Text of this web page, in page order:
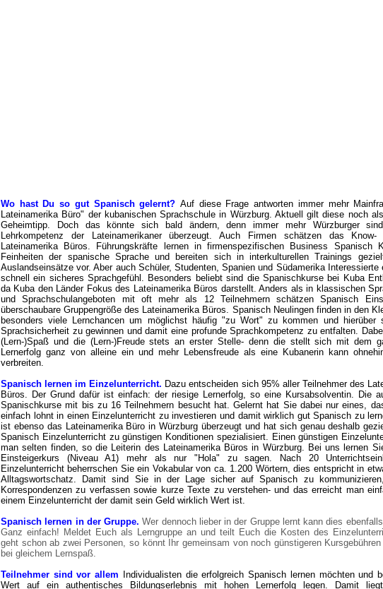
Wo hast Du so gut Spanisch gelernt? Auf diese Frage antworten immer mehr
Lateinamerika Büro" der kubanischen Sprachschule in Würzburg. Aktuell gilt diese noch
Geheimtipp. Doch das könnte sich bald ändern, denn immer mehr Würzburger
Lehrkompetenz der Lateinamerikaner überzeugt. Auch Firmen schätzen das
Lateinamerika Büros. Führungskräfte lernen in firmenspezifischen Business Spanisch
Feinheiten der spanische Sprache und bereiten sich in interkulturellen Trainings
Auslandseinsätze vor. Aber auch Schüler, Studenten, Spanien und Südamerika Interessierte
schnell ein sicheres Sprachgefühl. Besonders beliebt sind die Spanischkurse bei Kuba
da Kuba den Länder Fokus des Lateinamerika Büros darstellt. Anders als in klassischen
und Sprachschulangeboten mit oft mehr als 12 Teilnehmern schätzen Spanisch
überschaubare Gruppengröße des Lateinamerika Büros. Spanisch Neulingen finden in den
besonders viele Lernchancen um möglichst häufig "zu Wort" zu kommen und hierüber
Sprachsicherheit zu gewinnen und damit eine profunde Sprachkompetenz zu entfalten.
(Lern-)Spaß und die (Lern-)Freude stets an erster Stelle- denn die stellt sich mit dem
Lernerfolg ganz von alleine ein und mehr Lebensfreude als eine Kubanerin kann
verbreiten.
Spanisch lernen im Einzelunterricht. Dazu entscheiden sich 95% aller Teilnehmer des
Büros. Der Grund dafür ist einfach: der riesige Lernerfolg, so eine Kursabsolventin. Die
Spanischkurse mit bis zu 16 Teilnehmern besucht hat. Gelernt hat Sie dabei nur eines,
einfach lohnt in einen Einzelunterricht zu investieren und damit wirklich gut Spanisch zu
ist ebenso das Lateinamerika Büro in Würzburg überzeugt und hat sich genau deshalb
Spanisch Einzelunterricht zu günstigen Konditionen spezialisiert. Einen günstigen
man selten finden, so die Leiterin des Lateinamerika Büros in Würzburg. Bei uns lernen
Einsteigerkurs (Niveau A1) mehr als nur "Hola" zu sagen. Nach 20
Einzelunterricht beherrschen Sie ein Vokabular von ca. 1.200 Wörtern, dies entspricht in
Alltagswortschatz. Damit sind Sie in der Lage sicher auf Spanisch zu
Korrespondenzen zu verfassen sowie kurze Texte zu verstehen- und das erreicht man
einem Einzelunterricht der damit sein Geld wirklich Wert ist.
Spanisch lernen in der Gruppe.Wer dennoch lieber in der Gruppe lernt kann dies
Ganz einfach! Meldet Euch als Lerngruppe an und teilt Euch die Kosten des
geht schon ab zwei Personen, so könnt Ihr gemeinsam von noch günstigeren
bei gleichem Lernspaß.
Teilnehmer sind vor allem Individualisten die erfolgreich Spanisch lernen möchten und
Wert auf ein authentisches Bildungserlebnis mit hohen Lernerfolg legen. Damit